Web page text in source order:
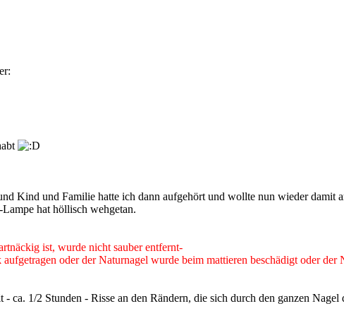
Kind und Familie hatte ich dann aufgehört und wollte nun wieder damit
hat höllisch wehgetan.
ist, wurde nicht sauber entfernt-
oder der Naturnagel wurde beim mattieren beschädigt oder der
1/2 Stunden - Risse an den Rändern, die sich durch den ganzen Nagel